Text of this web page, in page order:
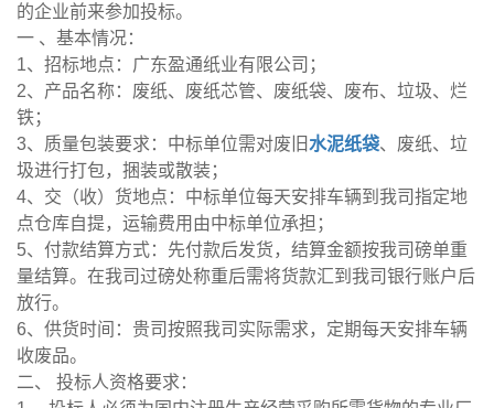
的企业前来参加投标。
一 、基本情况：
1、招标地点：广东盈通纸业有限公司；
2、产品名称：废纸、废纸芯管、废纸袋、废布、垃圾、烂
铁；
3、质量包装要求：中标单位需对废旧水泥纸袋、废纸、垃
圾进行打包，捆装或散装；
4、交（收）货地点：中标单位每天安排车辆到我司指定地
点仓库自提，运输费用由中标单位承担；
5、付款结算方式：先付款后发货，结算金额按我司磅单重
量结算。在我司过磅处称重后需将货款汇到我司银行账户后
放行。
6、供货时间：贵司按照我司实际需求，定期每天安排车辆
收废品。
二、 投标人资格要求：